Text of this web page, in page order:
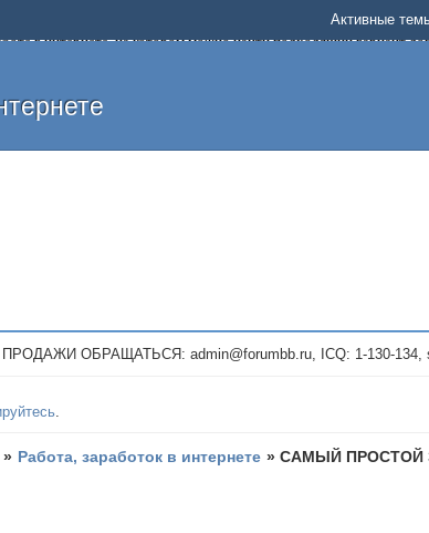
в интернете, на котором можно найти подходящий вариант
определенный проект или сайт не платит, то указывайте в теме
сегодня. Создавайте новые темы, размещайте объявления со
Активные
ОБРАЩАТЬСЯ: admin@forumbb.ru, ICQ: 1-130-134,
.
» Работа, заработок в интернете »САМЫЙ ПРОСТОЙ